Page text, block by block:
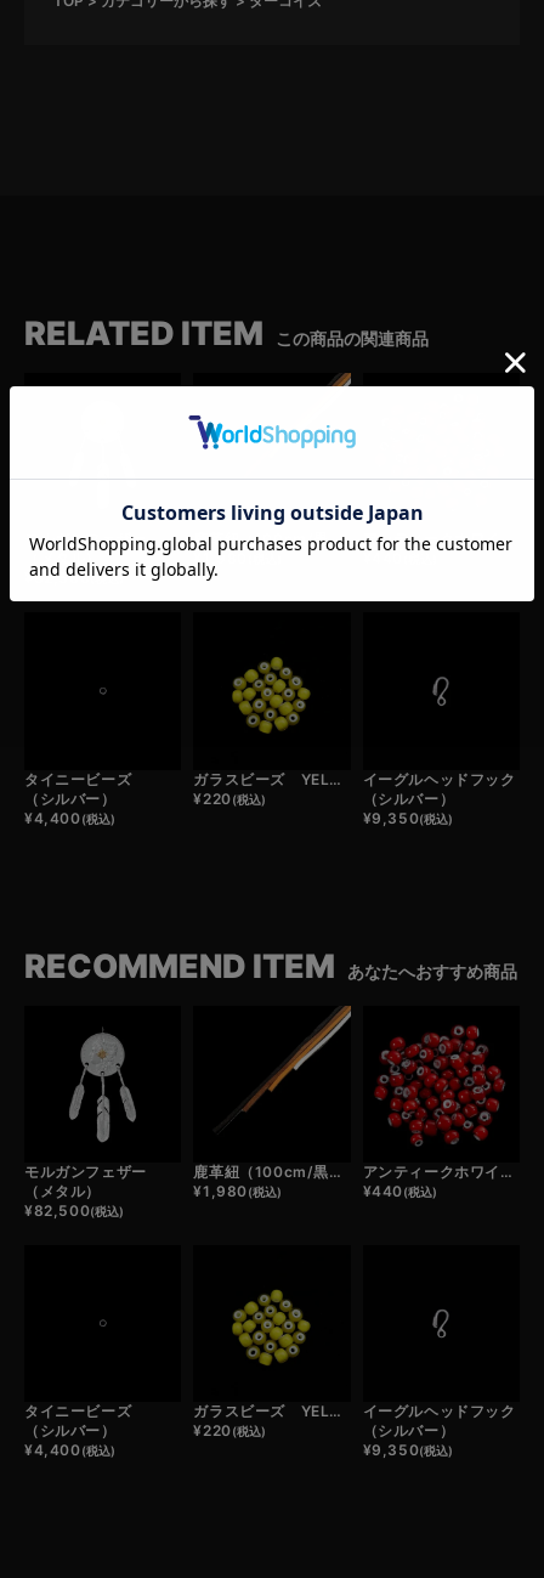
RELATED ITEM この商品の関連商品
モルガンフェザー
（メタル）
¥82,500(税込)
鹿革紐（100cm/黒・濃茶・薄茶・白）
¥1,980
アンティークホワイトハーツビーズ(1粒)
タイニービーズ
（シルバー）
¥4,400(税込)
ガラスビーズ YELLOW （1粒）
¥220(税込)
イーグルヘッドフック
（シルバー）
¥9,350(税込)
RECOMMEND ITEM あなたへおすすめ商品
モルガンフェザー
（メタル）
¥82,500(税込)
鹿革紐（100cm/黒・濃茶・薄茶・白）
¥1,980(税込)
アンティークホワイトハーツビーズ(1粒)
¥440(税込)
タイニービーズ
（シルバー）
¥4,400(税込)
ガラスビーズ YELLOW （1粒）
¥220(税込)
イーグルヘッドフック
（シルバー）
¥9,350(税込)